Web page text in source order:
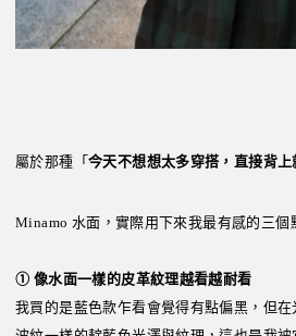
屬於那種「 今天不想想太多穿搭，直接背上
Minamo 水面，實際用下來我最有感的三個
① 像水面一樣的皮革紋理越看越耐看
我買的是藍色款乍看會覺得有點偏黑，但